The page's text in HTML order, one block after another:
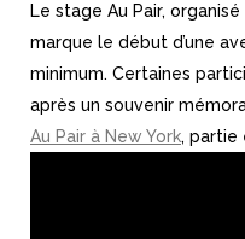
Le stage Au Pair, organisé
marque le début d’une
minimum. Certaines
après un souvenir
Au Pair à New York, partie